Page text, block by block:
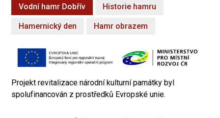
Vodní hamr Dobřív Historie hamru
Hamernický den Hamr obrazem
Projekt revitalizace národní kulturní památky byl
spolufinancován z prostředků Evropské unie.